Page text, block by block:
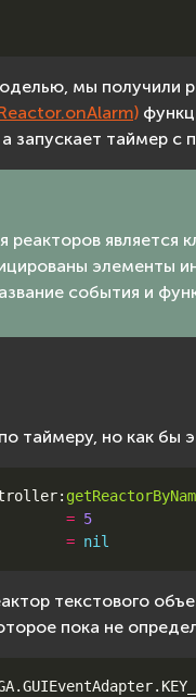
мы
запускает таймер
реакторов
элементы
события и
таймеру, но как бы
:
= 5
= nil
текстового
пока не
.GUIEventAdapter.